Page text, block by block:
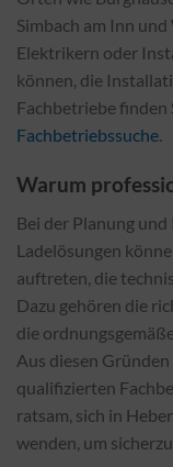
Simbach am Inn
Elektrikern oder
können, die
Fachbetriebe finden
Fachbetriebssuche.
Warum
Bei der Planung
Ladelösungen
auftreten, die
Dazu gehören die
die
Aus diesen
qualifizierten
ratsam, sich in
wenden, um